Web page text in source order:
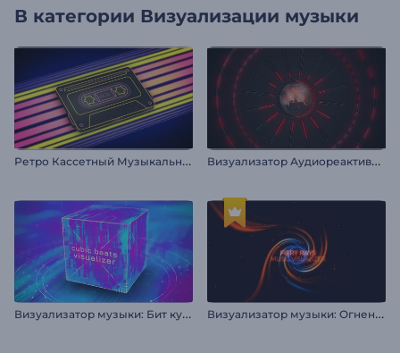
В категории Визуализации музыки
Р
етро Кассетный Музыкальный Визуализатор В
изуализатор Аудиореактивных Огней
В
изуализатор музыки: Бит куба В
изуализатор музыки: Огненные лучи